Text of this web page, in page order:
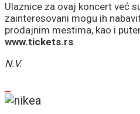
Ulaznice za ovaj koncert već
zainteresovani mogu ih
prodajnim mestima, kao i
www.tickets.rs.
N.V.